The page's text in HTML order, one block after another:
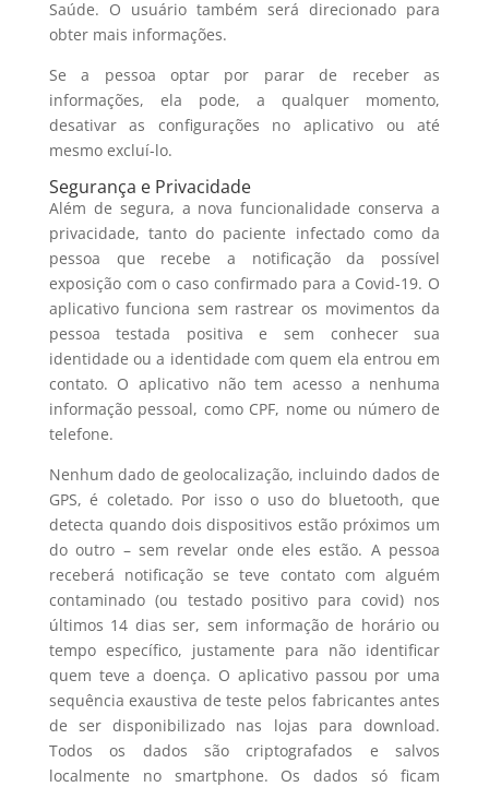
Saúde. O usuário também será direcionado para
obter mais informações.
Se a pessoa optar por parar de receber as
informações, ela pode, a qualquer momento,
desativar as configurações no aplicativo ou até
mesmo excluí-lo.
Segurança e Privacidade
Além de segura, a nova funcionalidade conserva a
privacidade, tanto do paciente infectado como da
pessoa que recebe a notificação da possível
exposição com o caso confirmado para a Covid-19. O
aplicativo funciona sem rastrear os movimentos da
pessoa testada positiva e sem conhecer sua
identidade ou a identidade com quem ela entrou em
contato. O aplicativo não tem acesso a nenhuma
informação pessoal, como CPF, nome ou número de
telefone.
Nenhum dado de geolocalização, incluindo dados de
GPS, é coletado. Por isso o uso do bluetooth, que
detecta quando dois dispositivos estão próximos um
do outro – sem revelar onde eles estão. A pessoa
receberá notificação se teve contato com alguém
contaminado (ou testado positivo para covid) nos
últimos 14 dias ser, sem informação de horário ou
tempo específico, justamente para não identificar
quem teve a doença. O aplicativo passou por uma
sequência exaustiva de teste pelos fabricantes antes
de ser disponibilizado nas lojas para download.
Todos os dados são criptografados e salvos
localmente no smartphone. Os dados só ficam